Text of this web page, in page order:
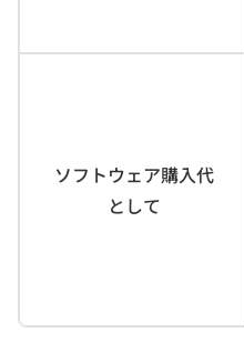
ソフトウェア購入代
として